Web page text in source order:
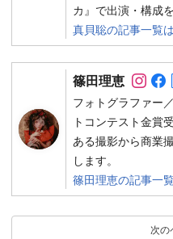
カ』で出演・構成を
真貝聡の記事一覧
篠田理恵
フォトグラファー
トコンテスト金賞
ある撮影から商業
します。
篠田理恵の記事一
次の